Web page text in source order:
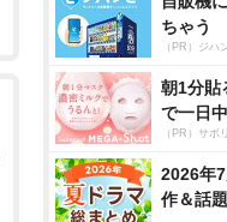
ちゃう
（PR）ジハ
朝1分貼
で一日
（PR）サボ
2026年
作＆話